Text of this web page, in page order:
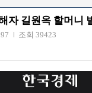
자 길원옥 할머니
조회 39423